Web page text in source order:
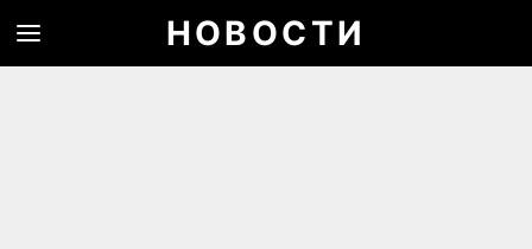
НОВОСТИ